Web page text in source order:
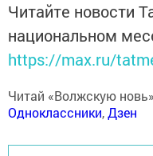
Читайте новости
национальном
https://max.ru/
Читай «Волжскую
Одноклассники,Дзен